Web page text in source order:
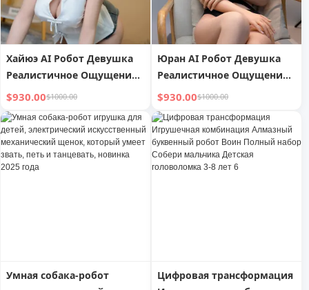
Хайюэ AI Робот Девушка
Реалистичное Ощущение
Руки
$930.00$1000.00
Юран AI Робот Девушка
Реалистичное Ощущение
Руки
$930.00$1000.00
Умная собака-робот
Цифровая трансформация